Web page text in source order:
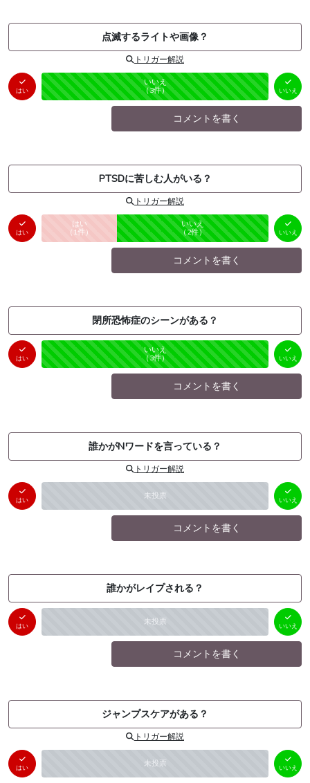
点滅するライトや画像？
トリガー解説
はい
はい
（0件）
未投票
いいえ
（3件） いいえ
コメントを書く
PTSDに苦しむ人がいる？
トリガー解説
はい
はい
（ 1件） 未投票
いいえ
（2件） いいえ
コメントを書く
閉所恐怖症のシーンがある？
はい
はい
（0件）
未投票
いいえ
（3件） いいえ
コメントを書く
誰かがNワードを言っている？
トリガー解説
はい 未投票
いいえ
（ 0件）
いいえ
コメントを書く
誰かがレイプされる？
はい 未投票
いいえ
（ 0件）
いいえ
コメントを書く
ジャンプスケアがある？
トリガー解説
はい 未投票
いいえ
（ 0件）
いいえ